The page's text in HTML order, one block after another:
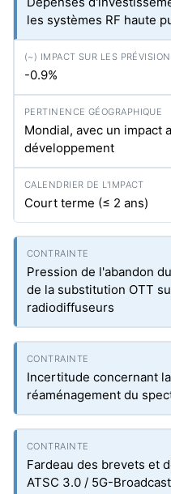
les systèmes RF haute
-0.9%
Mondial, avec un impact
développement
Court terme (≤ 2 ans)
Pression de l'abandon
de la substitution OTT
radiodiffuseurs
Incertitude concernant
réaménagement du
Fardeau des brevets et
ATSC 3.0 / 5G-Broadcast